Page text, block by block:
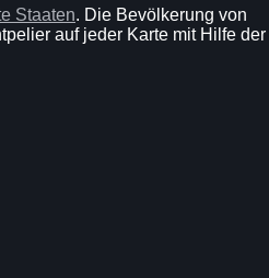
Staaten. Die Bevölkerung von
auf jeder Karte mit Hilfe der